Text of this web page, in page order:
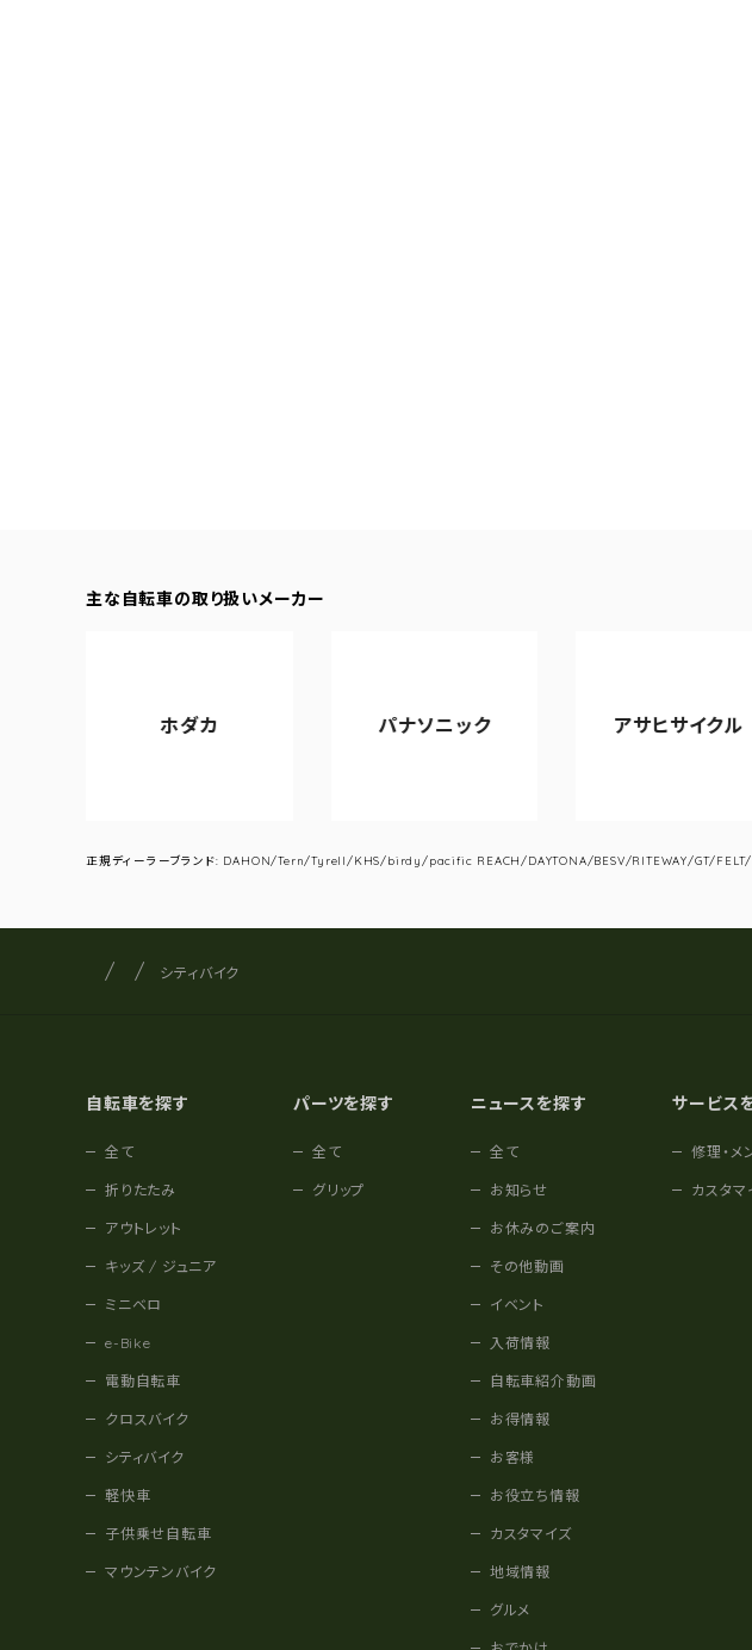
主な自転車の取り扱いメーカー
パナソニック アサヒサイクル
正規ディーラーブランド: DAHON/Tern/Tyrell/KHS/birdy/pacific REACH/DAYTONA/BESV/RITEWAY/GT/
サイト内の現在地
サイクルショップナカゴヤ
シティバイク
自転車を探す
全て
折りたたみ
アウトレット
キッズ / ジュニア
ミニベロ
e-Bike
電動自転車
クロスバイク
シティバイク
軽快車
子供乗せ自転車
マウンテンバイク
パーツを探す
全て
グリップ
ニュースを探す
全て
お知らせ
お休みのご案内
その他動画
イベント
入荷情報
自転車紹介動画
お得情報
お客様
お役立ち情報
カスタマイズ
地域情報
グルメ
サービス
修理・メ
カスタマ